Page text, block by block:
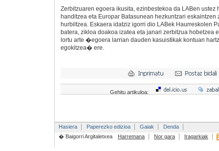
Zerbitzuaren egoera ikusita, ezinbestekoa da LABen ustez
handitzea eta Europar Batasunean hezkuntzari eskaintzen
hurbiltzea. Eskaera idatziz igorri dio LABek Haurreskolen
batera, zikloa doakoa izatea eta janari zerbitzua hobetzea
lortu arte �egoera larrian dauden kasuistikak kontuan
egokitzea� ere.
Gehitu artikuloa:
Hasiera Paperezko edizioa Gaiak
Denda
� Baigorri Argitaletxea
Harremana Nor gara Iragarkiak